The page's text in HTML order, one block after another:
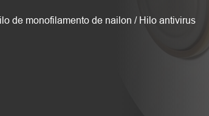
de monofilamento de nailon / Hilo antivirus